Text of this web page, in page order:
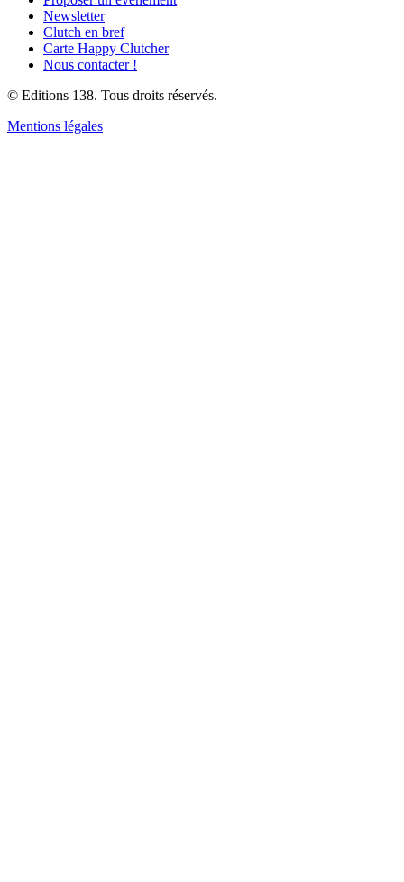
Newsletter
Clutch en bref
Carte Happy Clutcher
Nous contacter !
© Editions 138. Tous droits réservés.
Mentions légales